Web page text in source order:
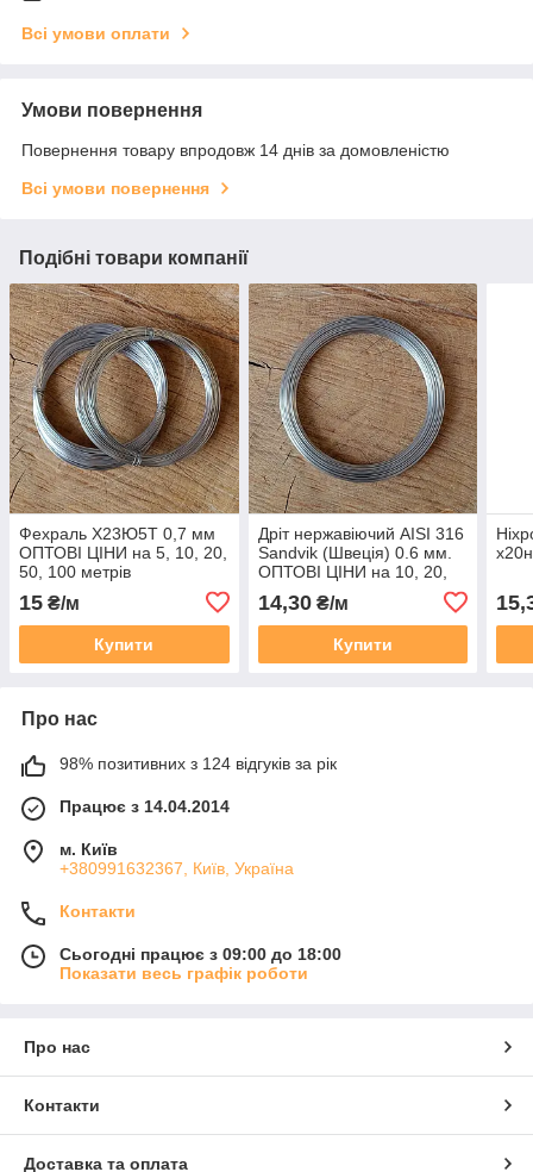
Всі умови оплати
Умови повернення
Повернення товару впродовж 14 днів за домовленістю
Всі умови повернення
Подібні товари компанії
Фехраль Х23Ю5Т 0,7 мм
ОПТОВІ ЦІНИ на 5, 10, 20,
50, 100 метрів
15 ₴/м
Купити
Дріт нержавіючий AISI 316
Sandvik (Швеція) 0.6 мм.
ОПТОВІ ЦІНИ на 10, 20,
14,30₴/м
Купити
Про нас
98% позитивних з 124 відгуків за рік
Працює з 14.04.2014
м. Київ
+380991632367, Київ, Україна
Контакти
Сьогодні працює з 09:00 до 18:00
Показати весь графік роботи
Про нас
Контакти
Доставка та оплата